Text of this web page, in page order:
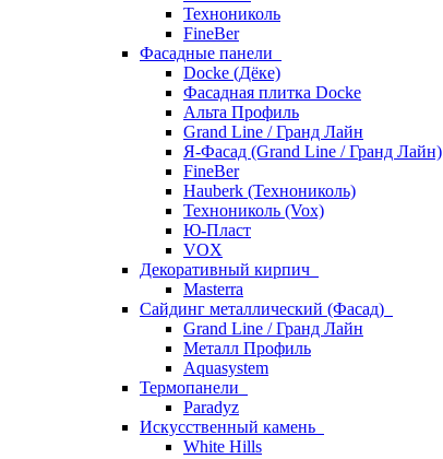
Технониколь
FineBer
Фасадные панели
Docke (Дёке)
Фасадная плитка Docke
Альта Профиль
Grand Line / Гранд Лайн
Я-Фасад (Grand Line / Гранд Лайн)
FineBer
Hauberk (Технониколь)
Технониколь (Vox)
Ю-Пласт
VOX
Декоративный кирпич
Masterra
Сайдинг металлический (Фасад)
Grand Line / Гранд Лайн
Металл Профиль
Aquasystem
Термопанели
Paradyz
Искусственный камень
White Hills